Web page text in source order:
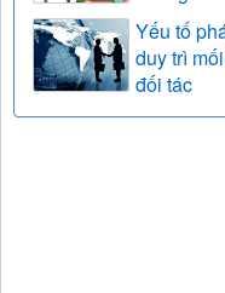
Yếu tố
duy trì
đối tác